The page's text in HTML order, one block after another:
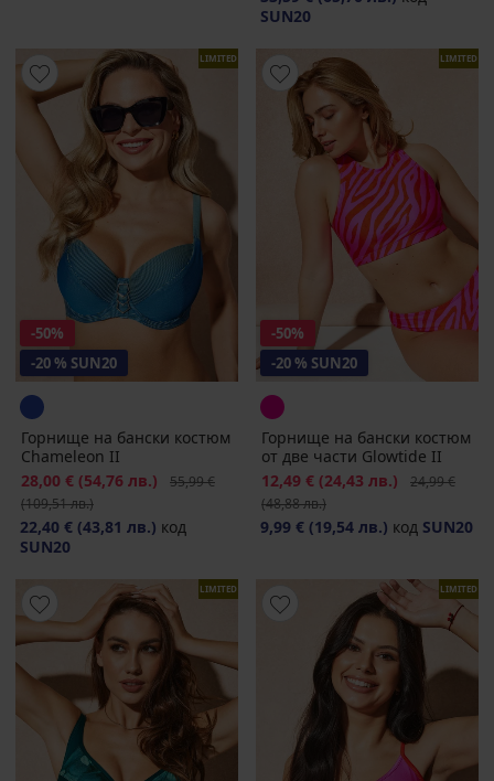
SUN20
LIMITED
-50%
-20 % SUN20
Горнище на бански костюм
Chameleon II
Намаление
28,00 € (54,76 лв.) Първоначална цена
55,99 €
(109,51 лв.)
22,40 € (43,81 лв.) код
SUN20
LIMITED
-50%
-20 % SUN20
Горнище на бански костюм
от две части Glowtide II
Намаление
12,49 € (24,43 лв.)
24,99 €
(48,88 лв.)
9,99 € (19,54 лв.) код SUN20
LIMITED LIMITED